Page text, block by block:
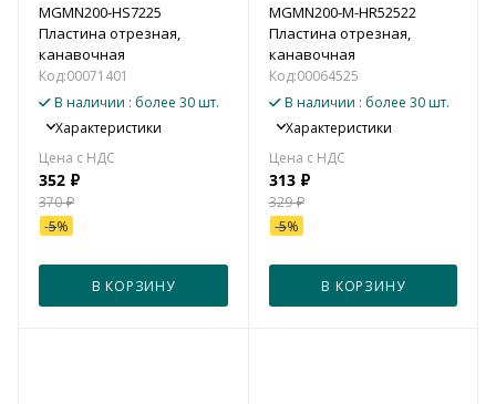
MGMN200-HS7225
Пластина отрезная,
канавочная
Код:00071401
В наличии : более 30 шт.
Характеристики
352 ₽
370₽
-5%
В КОРЗИНУ
MGMN200-M-HR52522
Пластина отрезная,
канавочная
Код:00064525
В наличии : более 30 шт.
Характеристики
313₽
329₽
-5%
В КОРЗИНУ